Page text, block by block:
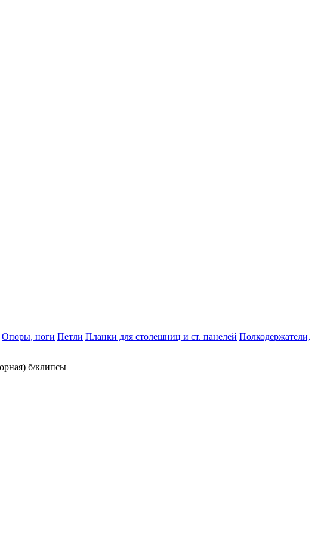
Опоры, ноги Петли Планки для столешниц и ст. панелей Полкодержатели,